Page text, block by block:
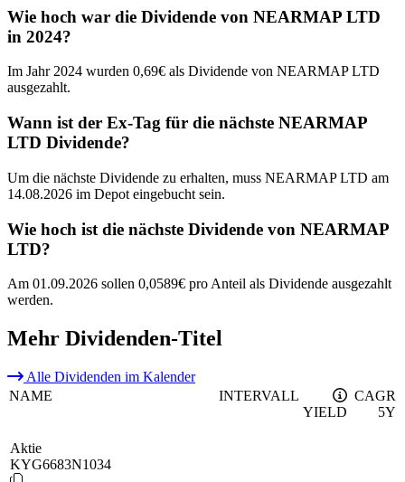
Wie hoch war die Dividende von NEARMAP LTD
in 2024?
Im Jahr 2024 wurden 0,69€ als Dividende von NEARMAP LTD
ausgezahlt.
Wann ist der Ex-Tag für die nächste NEARMAP
LTD Dividende?
Um die nächste Dividende zu erhalten, muss NEARMAP LTD am
14.08.2026 im Depot eingebucht sein.
Wie hoch ist die nächste Dividende von NEARMAP
LTD?
Am 01.09.2026 sollen 0,0589€ pro Anteil als Dividende ausgezahlt
werden.
Mehr Dividenden-Titel
Alle Dividenden im Kalender
NAME
INTERVALL
YIELD
CAGR
5Y
Aktie
KYG6683N1034